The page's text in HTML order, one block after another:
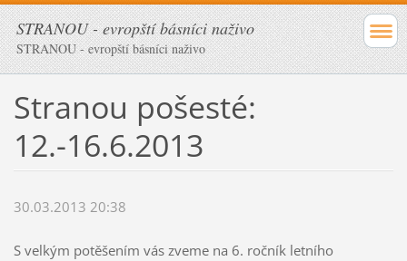
STRANOU - evropští básníci naživo
STRANOU - evropští básníci naživo
Stranou pošesté:
12.-16.6.2013
30.03.2013 20:38
S velkým potěšením vás zveme na 6. ročník letního